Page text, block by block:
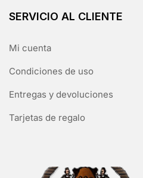
SERVICIO AL CLIENTE
Mi cuenta
Condiciones de uso
Entregas y devoluciones
Tarjetas de regalo